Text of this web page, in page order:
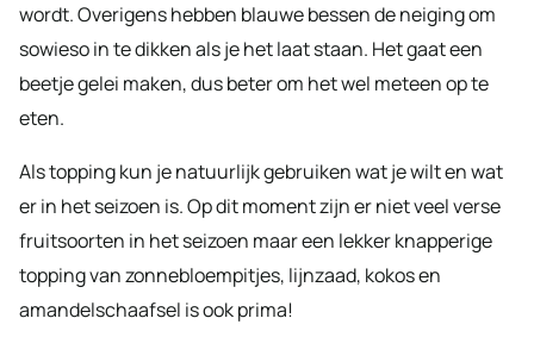
wordt. Overigens hebben blauwe bessen de neiging om
sowieso in te dikken als je het laat staan. Het gaat een
beetje gelei maken, dus beter om het wel meteen op te
eten.
Als topping kun je natuurlijk gebruiken wat je wilt en wat
er in het seizoen is. Op dit moment zijn er niet veel verse
fruitsoorten in het seizoen maar een lekker knapperige
topping van zonnebloempitjes, lijnzaad, kokos en
amandelschaafsel is ook prima!